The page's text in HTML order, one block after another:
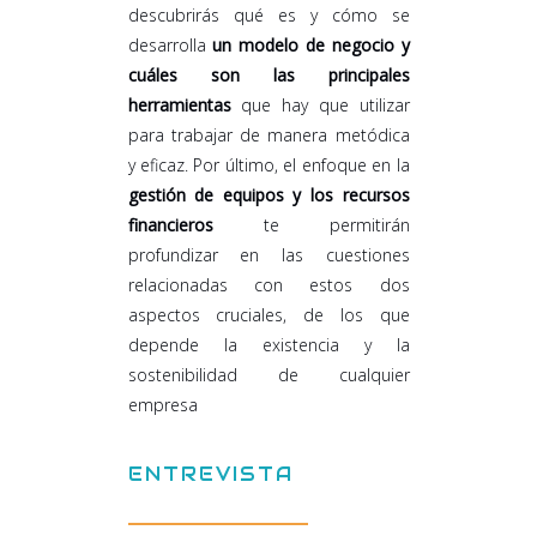
descubrirás qué es y cómo se
desarrollaun modelo de negocio y
cuáles son las principales
herramientasque hay que utilizar
para trabajar de manera metódica
y eficaz. Por último, el enfoque en la
gestión de equipos y los recursos
financieroste permitirán
profundizar en las cuestiones
relacionadas con estos dos
aspectos cruciales, de los que
depende la existencia y la
sostenibilidad de cualquier
empresa
ENTREVISTA